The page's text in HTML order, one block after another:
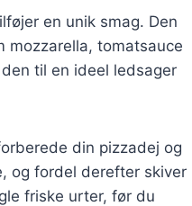
en unik smag. Den
mozzarella, tomatsauce
til en ideel ledsager
din pizzadej og
og fordel derefter skiver
friske urter, før du